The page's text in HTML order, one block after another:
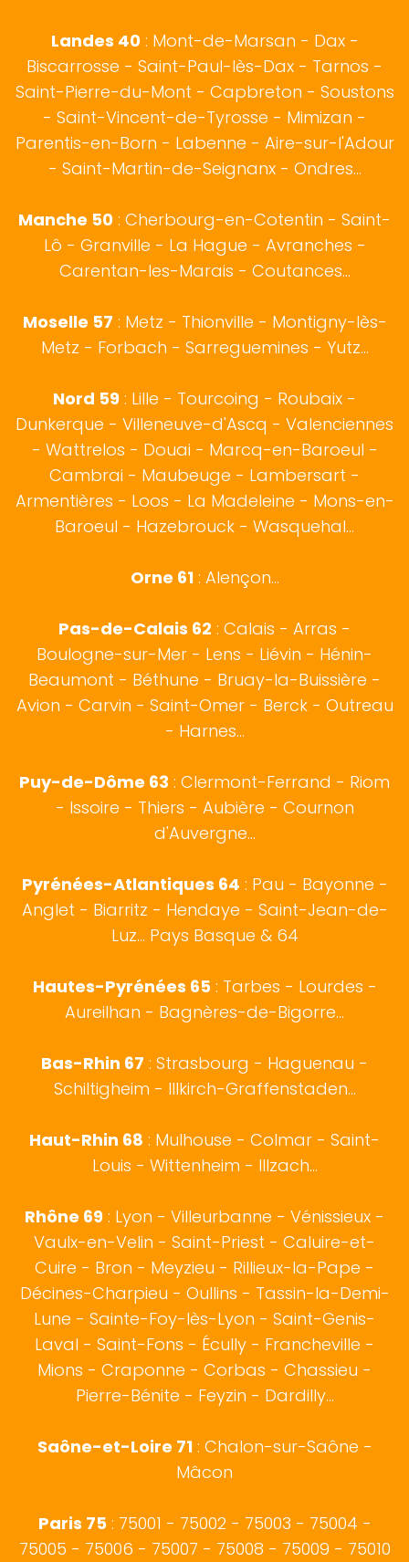
Landes 40: Mont-de-Marsan - Dax-
Biscarrosse - Saint-Paul-lès-Dax - Tarnos -
Saint-Pierre-du-Mont - Capbreton - Soustons
- Saint-Vincent-de-Tyrosse - Mimizan -
Parentis-en-Born - Labenne - Aire-sur-l'Adour
- Saint-Martin-de-Seignanx - Ondres...
Manche 50 : Cherbourg-en-Cotentin - Saint-
Lô - Granville - La Hague - Avranches -
Carentan-les-Marais - Coutances...
Moselle 57 : Metz - Thionville - Montigny-lès-
Metz - Forbach - Sarreguemines - Yutz...
Nord 59 : Lille - Tourcoing - Roubaix -
Dunkerque - Villeneuve-d'Ascq - Valenciennes
- Wattrelos - Douai - Marcq-en-Baroeul -
Cambrai - Maubeuge - Lambersart -
Armentières - Loos - La Madeleine - Mons-en-
Baroeul - Hazebrouck - Wasquehal...
Orne 61: Alençon...
Pas-de-Calais 62 : Calais - Arras -
Boulogne-sur-Mer - Lens - Liévin - Hénin-
Beaumont - Béthune - Bruay-la-Buissière -
Avion - Carvin - Saint-Omer - Berck - Outreau
- Harnes...
Puy-de-Dôme 63 : Clermont-Ferrand - Riom
- Issoire - Thiers - Aubière - Cournon
d'Auvergne...
Pyrénées-Atlantiques 64 : Pau - Bayonne -
Anglet - Biarritz - Hendaye - Saint-Jean-de-
Luz... Pays Basque & 64
Hautes-Pyrénées 65: Tarbes - Lourdes -
Aureilhan - Bagnères-de-Bigorre...
Bas-Rhin 67 : Strasbourg - Haguenau -
Schiltigheim - Illkirch-Graffenstaden...
Haut-Rhin 68 : Mulhouse - Colmar - Saint-
Louis - Wittenheim - Illzach...
Rhône 69 : Lyon - Villeurbanne - Vénissieux -
Vaulx-en-Velin - Saint-Priest - Caluire-et-
Cuire - Bron - Meyzieu - Rillieux-la-Pape -
Décines-Charpieu - Oullins - Tassin-la-Demi-
Lune - Sainte-Foy-lès-Lyon - Saint-Genis-
Laval - Saint-Fons - Écully - Francheville -
Mions - Craponne - Corbas - Chassieu -
Pierre-Bénite - Feyzin - Dardilly...
Saône-et-Loire 71: Chalon-sur-Saône -
Mâcon
Paris 75: 75001 - 75002 - 75003 - 75004 -
75005 - 75006 - 75007 - 75008 - 75009 - 75010